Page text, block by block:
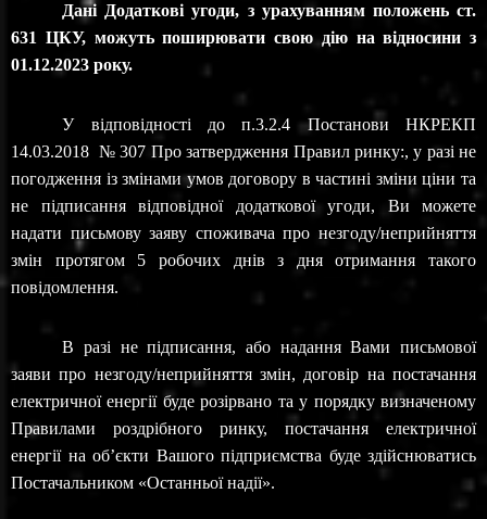
Дані Додаткові угоди, з урахуванням положень ст.
631 ЦКУ, можуть поширювати свою дію на відносини з
01.12.2023 року.
У відповідності до п.3.2.4 Постанови НКРЕКП
14.03.2018 № 307 Про затвердження Правил ринку:, у разі не
погодження із змінами умов договору в частині зміни ціни та
не підписання відповідної додаткової угоди, Ви можете
надати письмову заяву споживача про незгоду/неприйняття
змін протягом 5 робочих днів з дня отримання такого
повідомлення.
В разі не підписання, або надання Вами письмової
заяви про незгоду/неприйняття змін, договір на постачання
електричної енергії буде розірвано та у порядку визначеному
Правилами роздрібного ринку, постачання електричної
енергії на об’єкти Вашого підприємства буде здійснюватись
Постачальником «Останньої надії».